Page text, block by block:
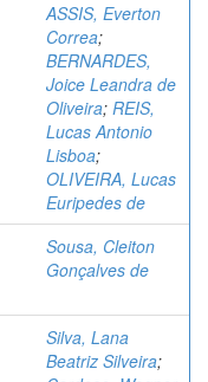
ASSIS, Everton
Correa;
BERNARDES,
Joice Leandra de
Oliveira; REIS,
Lucas Antonio
Lisboa;
OLIVEIRA, Lucas
Euripedes de
Sousa, Cleiton
Gonçalves de
Silva, Lana
Beatriz Silveira;